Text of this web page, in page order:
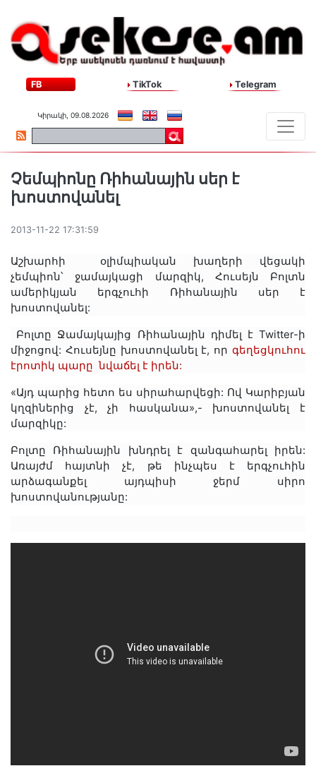
FB TikTok Telegram
Կիրակի, 09.08.2026
Չեմպիոնը Ռիհանային սեր է
խոստովանել
2013-11-22 17:31:59
Աշխարհի օլիմպիական խաղերի վեցակի
չեմպիոն՝ջամայկացի մարզիկ, Հուսեյն Բոլտն
ամերիկյան երգչուհի Ռիհանային սեր է
խոստովանել:
Բոլտը Ջամայկայից Ռիհանային դիմել է Twitter-ի
միջոցով: Հուսեյնը խոստովանել է, որ գեղեցկուհու
էրոտիկ պարը նվաճել է իրեն:
«Այդ պարից հետո ես սիրահարվեցի: Ով Կարիբյան
կղզիներից չէ, չի հասկանա»,- խոստովանել է
մարզիկը:
Բոլտը Ռիհանային խնդրել է զանգահարել իրեն:
Առայժմ հայտնի չէ, թե ինչպես է երգչուհին
արձագանքել այդպիսի ջերմ սիրո
խոստովանությանը: